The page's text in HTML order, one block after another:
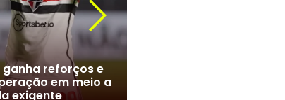
chega ao Brasil e
monta esquema
exposição